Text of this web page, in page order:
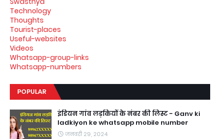
Technology
Thoughts
Tourist-places
Useful-websites
Videos
Whatsapp-group-links
Whatsapp-numbers
POPULAR
इंडियन गांव लड़कियों के नंबर की लिस्ट - Ganv ki
ladkiyon ke whatsapp mobile number
जनवरी 29, 2024